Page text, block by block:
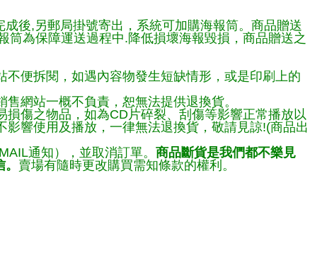
後,另郵局掛號寄出，系統可加購海報筒。商品贈送
為保障運送過程中.降低損壞海報毀損，商品贈送之
便拆閱，如遇內容物發生短缺情形，或是印刷上的
網站一概不負責，恕無法提供退換貨。
傷之物品，如為CD片碎裂、刮傷等影響正常播放以
響使用及播放，一律無法退換貨，敬請見諒!(商品出
通知），並取消訂單。 商品斷貨是我們都不樂見
賣場有隨時更改購買需知條款的權利。